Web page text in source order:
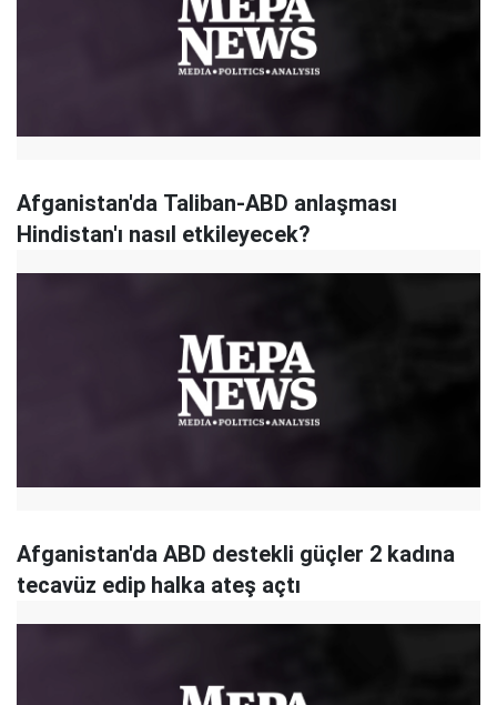
Afganistan'da Taliban-ABD anlaşması
Hindistan'ı nasıl etkileyecek?
Afganistan'da ABD destekli güçler 2 kadına
tecavüz edip halka ateş açtı